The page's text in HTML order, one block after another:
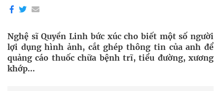
Nghệ sĩ Quyền Linh bức xúc cho biết một số người
lợi dụng hình ảnh, cắt ghép thông tin của anh để
quảng cáo thuốc chữa bệnh trĩ, tiểu đường, xương
khớp...